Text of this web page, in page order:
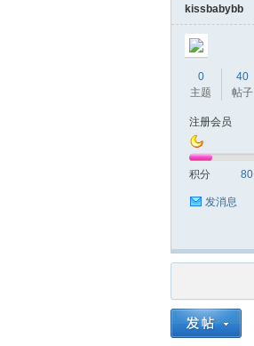
茶
kissbabybb
0
主题
40
帖子
注册会员
积分 80
发消息